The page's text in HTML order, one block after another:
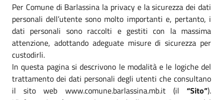
Per Comune di Barlassina la privacy e la sicurezza dei dati
personali dell’utente sono molto importanti e, pertanto, i
dati personali sono raccolti e gestiti con la massima
attenzione, adottando adeguate misure di sicurezza per
custodirli.
In questa pagina si descrivono le modalità e le logiche del
trattamento dei dati personali degli utenti che consultano
il sito web www.comune.barlassina.mb.it (il “Sito”).